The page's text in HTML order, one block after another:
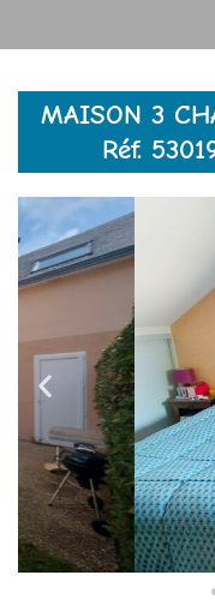
MAISON 3
Réf.